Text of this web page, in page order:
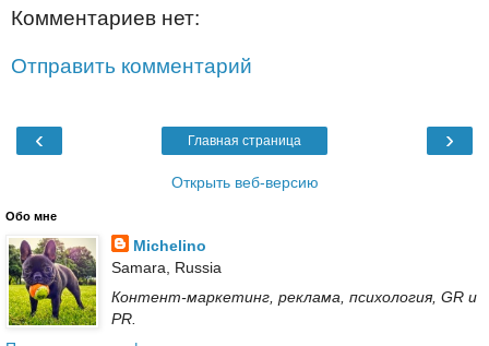
Комментариев нет:
Отправить комментарий
‹ ›
Главная страница
Открыть веб-версию
Обо мне
Michelino
Samara, Russia
Контент-маркетинг, реклама, психология, GR и
PR.